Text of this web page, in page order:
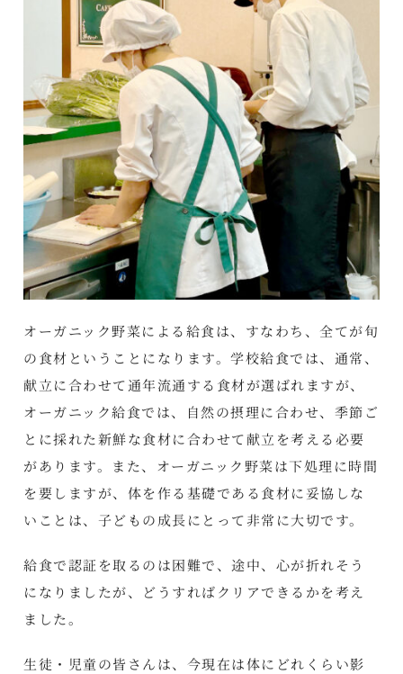
オーガニック野菜による給食は、すなわち、全てが旬
の食材ということになります。学校給食では、通常、
献立に合わせて通年流通する食材が選ばれますが、
オーガニック給食では、自然の摂理に合わせ、季節ご
とに採れた新鮮な食材に合わせて献立を考える必要
があります。また、オーガニック野菜は下処理に時間
を要しますが、体を作る基礎である食材に妥協しな
いことは、子どもの成長にとって非常に大切です。
給食で認証を取るのは困難で、途中、心が折れそう
になりましたが、どうすればクリアできるかを考え
ました。
生徒・児童の皆さんは、今現在は体にどれくらい影